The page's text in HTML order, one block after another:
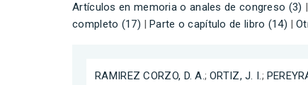
Artículos en memoria o anales de congreso (3)
completo (17)
Parte o capítulo de libro (14)
RAMIREZ CORZO, D. A.; ORTIZ, J. I.;